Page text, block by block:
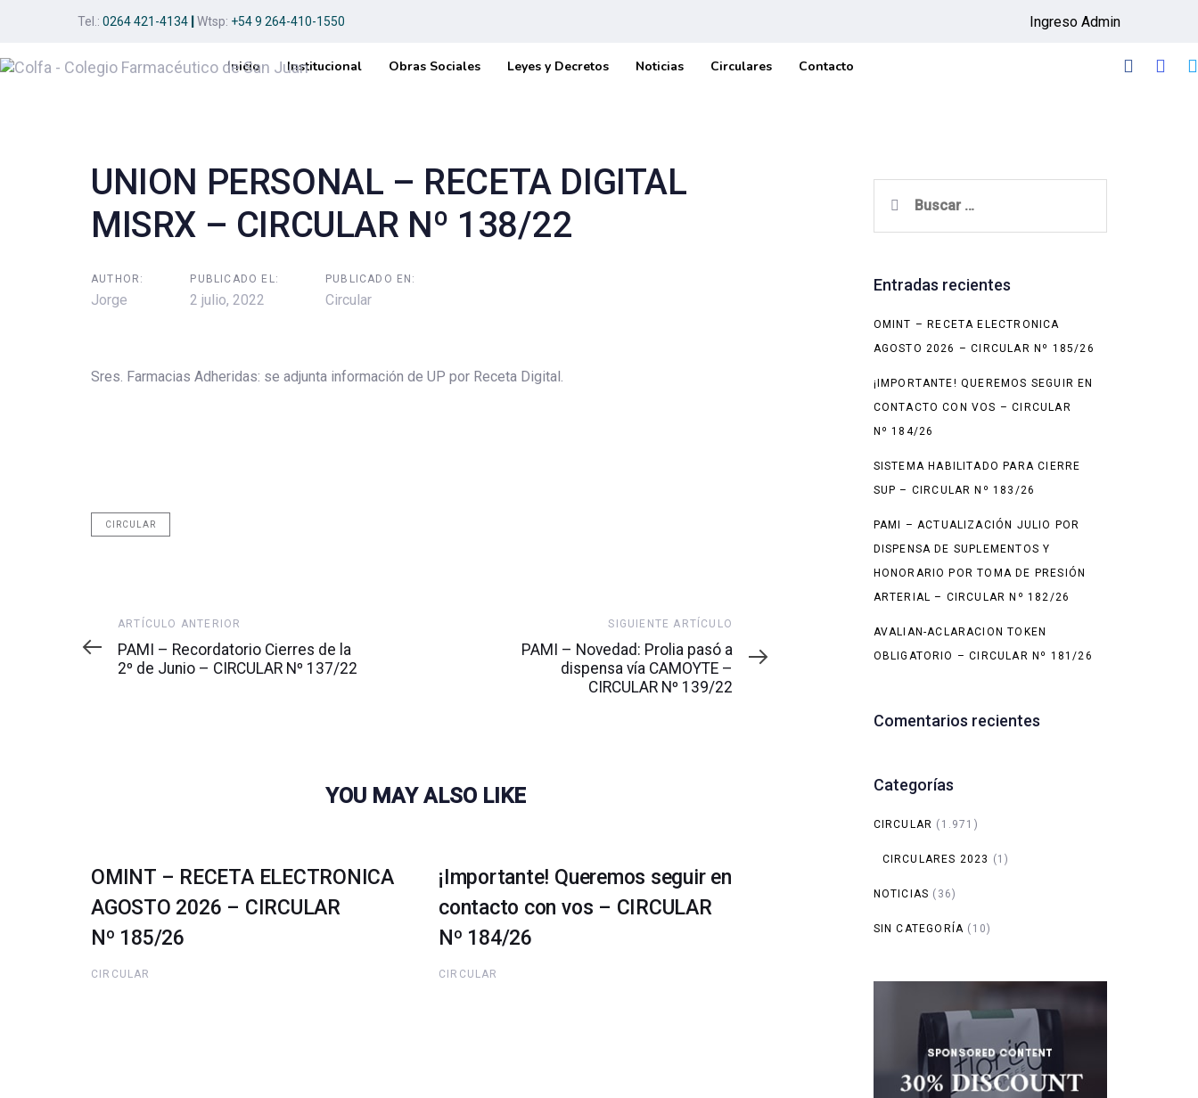
primary
Tel.: 0264 421-4134 Wtsp: +54 9 264-410-1550 Ingreso Admin
Inicio Institucional Obras Sociales Leyes y Decretos Noticias Circulares Contacto
UNION PERSONAL – RECETA DIGITAL
MISRX – CIRCULAR Nº 138/22
AUTHOR:
Jorge
PUBLICADO EL:
2 julio, 2022
PUBLICADO EN:
Circular
Sres. Farmacias Adheridas: se adjunta información de UP por Receta Digital.
CIRCULAR
Artículo
anterior
ARTÍCULO ANTERIOR
PAMI – Recordatorio Cierres de la
2º de Junio – CIRCULAR Nº 137/22
artículo
SIGUIENTE ARTÍCULO
PAMI – Novedad: Prolia pasó a
dispensa vía CAMOYTE –
CIRCULAR Nº 139/22
YOU MAY ALSO LIKE
OMINT – RECETA ELECTRONICA
AGOSTO 2026 – CIRCULAR
Nº 185/26
CIRCULAR
¡Importante! Queremos seguir en
contacto con vos – CIRCULAR
Nº 184/26
CIRCULAR
Entradas recientes
OMINT – RECETA ELECTRONICA
AGOSTO 2026 – CIRCULAR Nº 185/26
¡IMPORTANTE! QUEREMOS SEGUIR EN
CONTACTO CON VOS – CIRCULAR
Nº 184/26
SISTEMA HABILITADO PARA CIERRE
SUP – CIRCULAR Nº 183/26
PAMI – ACTUALIZACIÓN JULIO POR
DISPENSA DE SUPLEMENTOS Y
HONORARIO POR TOMA DE PRESIÓN
ARTERIAL – CIRCULAR Nº 182/26
AVALIAN-ACLARACION TOKEN
OBLIGATORIO – CIRCULAR Nº 181/26
Comentarios recientes
Categorías
CIRCULAR (1.971)
CIRCULARES 2023 (1)
NOTICIAS (36)
SIN CATEGORÍA (10)